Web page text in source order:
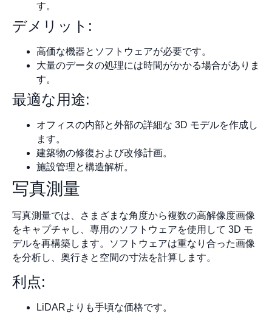
す。
デメリット:
高価な機器とソフトウェアが必要です。
大量のデータの処理には時間がかかる場合がありま
す。
最適な用途:
オフィスの内部と外部の詳細な 3D モデルを作成し
ます。
建築物の修復および改修計画。
施設管理と構造解析。
写真測量
写真測量では、さまざまな角度から複数の高解像度画像
をキャプチャし、専用のソフトウェアを使用して 3D モ
デルを再構築します。ソフトウェアは重なり合った画像
を分析し、奥行きと空間の寸法を計算します。
利点:
LiDARよりも手頃な価格です。